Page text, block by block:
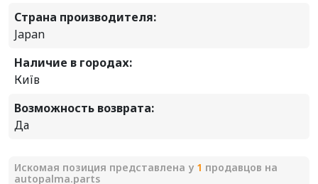
Страна производителя:
Japan
Наличие в городах:
Київ
Возможность возврата:
Да
Искомая позиция представлена у 1 продавцов на
autopalma.parts